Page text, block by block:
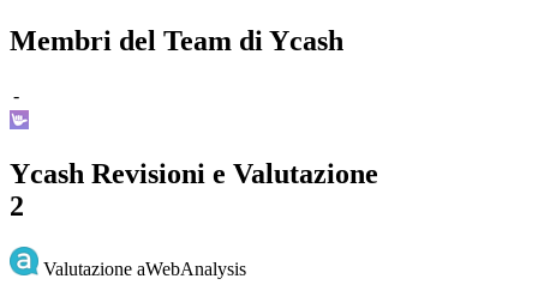
Membri del Team di Ycash
-
Ycash Revisioni e Valutazione
2
Valutazione aWebAnalysis